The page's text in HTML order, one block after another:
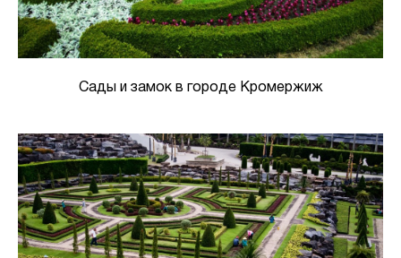
Сады и замок в городе Кромержиж